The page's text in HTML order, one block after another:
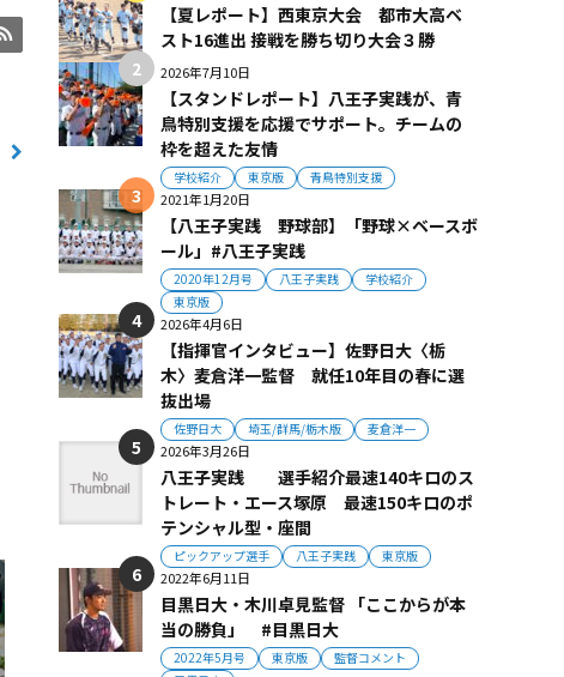
【夏レポート】西東京大会 都市大高ベ
スト16進出 接戦を勝ち切り大会３勝
2026年7月10日
【スタンドレポート】八王子実践が、青
鳥特別支援を応援でサポート。チームの
枠を超えた友情
学校紹介 東京版 青鳥特別支援
2021年1月20日
【八王子実践 野球部】「野球×ベースボ
ール」#八王子実践
2020年12月号 八王子実践
学校紹介
東京版
2026年4月6日
【指揮官インタビュー】佐野日大〈栃
木〉麦倉洋一監督 就任10年目の春に選
抜出場
佐野日大 埼玉/群馬/栃木版 麦倉洋一
2026年3月26日
八王子実践 選手紹介最速140キロのス
トレート・エース塚原 最速150キロのポ
テンシャル型・座間
ピックアップ選手 八王子実践 東京版
2022年6月11日
目黒日大・木川卓見監督 「ここからが本
当の勝負」 #目黒日大
2022年5月号 東京版
監督コメント